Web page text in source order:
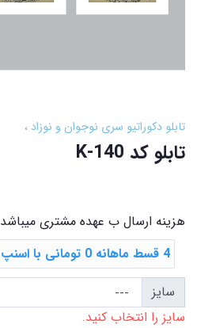
تابلو دکوراتیو سری نوجوان و نوزاد
تابلو کد K-140
هزینه ارسال ب عهده مشتری میباشد
4 قسط ماهانه 0 تومانی با اسنپ ‌پی
سایز
سایز را انتخاب کنید.